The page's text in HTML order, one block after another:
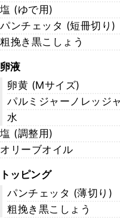
塩 (ゆで用)
パンチェッタ (短冊切り)
粗挽き黒こしょう
卵液
卵黄 (Mサイズ)
パルミジャーノレッジ
水
塩 (調整用)
オリーブオイル
トッピング
パンチェッタ (薄切り)
粗挽き黒こしょう